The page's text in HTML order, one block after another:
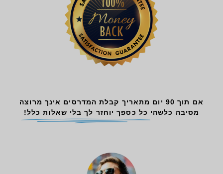
אם תוך 90 יום מתאריך קבלת המדרסים אינך מרוצה
מסיבה כלשהי כל כספך יוחזר לך בלי שאלות כלל!